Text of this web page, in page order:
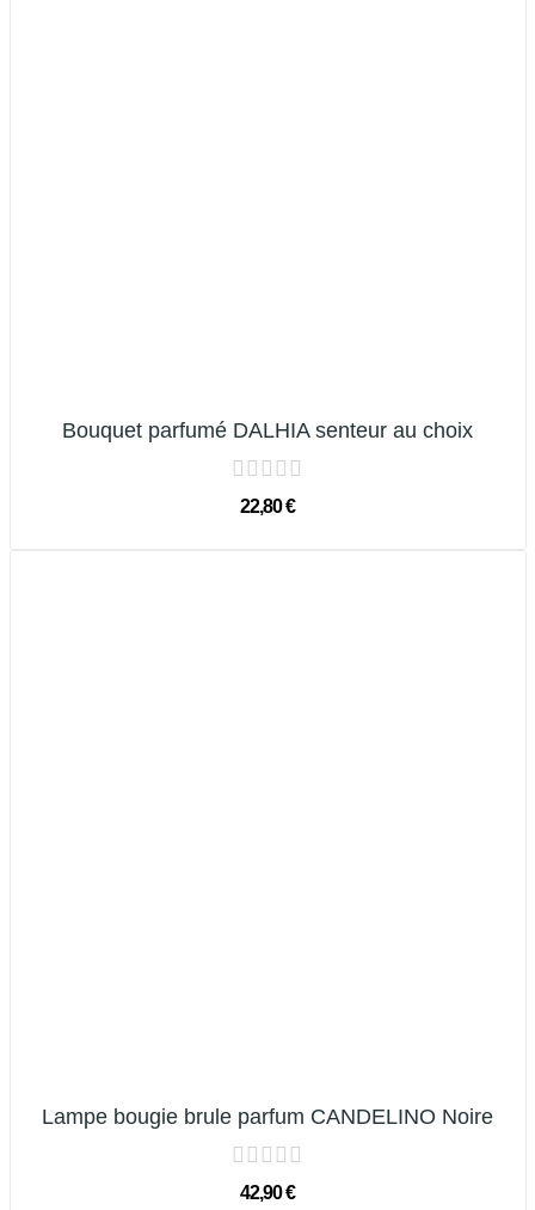
Bouquet parfumé DALHIA senteur au choix
22,80 €
Lampe bougie brule parfum CANDELINO Noire
42,90 €